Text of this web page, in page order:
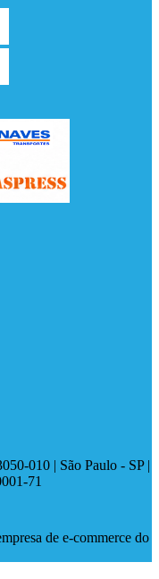
010 | São Paulo - SP |
71
de e-commerce do